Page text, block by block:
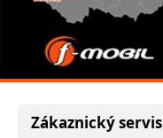
Zákaznický servis